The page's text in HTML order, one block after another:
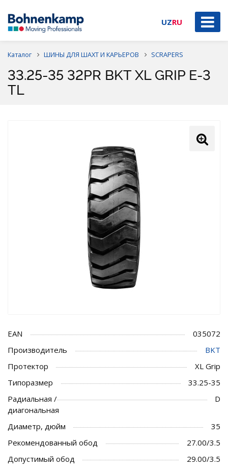
UZRU
Каталог ШИНЫ ДЛЯ ШАХТ И КАРЬЕРОВ SCRAPERS
33.25-35 32PR BKT XL GRIP E-3
TL
EAN
035072
Производитель
BKT
Протектор
XL Grip
Типоразмер
33.25-35
Радиальная /
диагональная
D
Диаметр, дюйм
35
Рекомендованный обод
27.00/3.5
Допустимый обод
29.00/3.5